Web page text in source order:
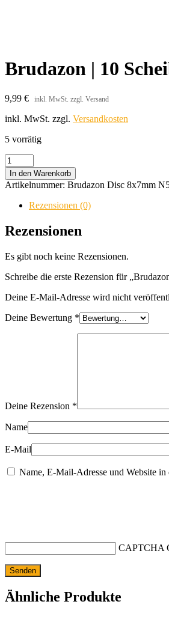
Brudazon | 10
9,99 € inkl. MwSt. zzgl. Versand
inkl. MwSt. zzgl. Versandkosten
5 vorrätig
Brudazon
|
10
Scheibenmagnete
|
N52
Neodym
|
Menge
In den Warenkorb
Artikelnummer: Brudazon Disc 8x7mm
Rezensionen (0)
Rezensionen
Es gibt noch keine Rezensionen.
Schreibe die erste Rezension für
Deine E-Mail-Adresse wird nicht
Deine Bewertung *
Deine Rezension *
Name
E-Mail
Name, E-Mail-Adresse und Website
CAPTCHA
Ähnliche Produkte